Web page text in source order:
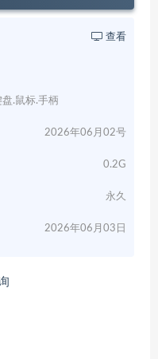
查看
.鼠标.手柄
2026年06月02号
0.2G
永久
2026年06月03日